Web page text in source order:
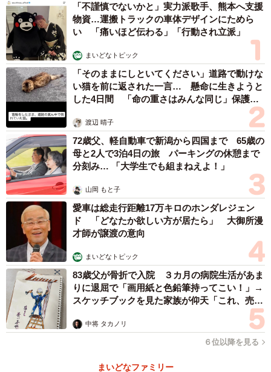
5/7
【年代別】今後のキャリアに関する考え方（提供画像）
また、「今後のキャリアにおける方向性」としては、全体
の過半数が「今の会社を続けたい」（50.8％）と回答。
これも年代が上がるにつれて定着志向が顕著になってお
り、20代では36.6％に留まったのに対し、50代では63.0％
に達しており、ミドル・シニア層にとって、慣れ親しんだ
職場環境や人間関係の中で長く貢献したいという意向は非
常に強いことがうかがえました。
「不謹慎でないかと」実力派歌手、熊本へ支援
物資…運搬トラックの車体デザインにためら
い 「痛いほど伝わる」「行動され立派」
まいどなトピック
「そのままにしといてください」道路で動けな
い猫を前に返された一言… 懸命に生きようと
した4日間 「命の重さはみんな同じ」保護団
渡辺 晴子
72歳父、軽自動車で新潟から四国まで 65歳の
母と2人で3泊4日の旅 パーキングの休憩まで
分刻み… 「大学生でも組まねえよ！」
山岡 もと子
愛車は総走行距離17万キロのホンダレジェン
ド 「どなたか欲しい方が居たら」 大御所漫
才師が譲渡の意向
まいどなトピック
83歳父が骨折で入院 ３カ月の病院生活があま
りに退屈で「画用紙と色鉛筆持ってこい！」→
スケッチブックを見た家族が仰天「これ、売れ
中将 タカノリ
６位以降を見る
まいどなファミリー